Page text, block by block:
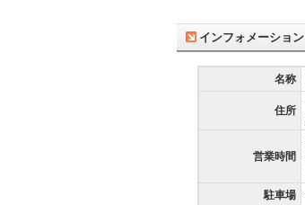
インフォメーション
名称
住所
営業時間
駐車場